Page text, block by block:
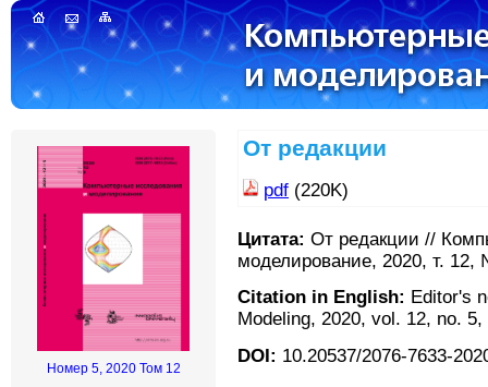
Номер 5, 2020 Том 12
От редакции
pdf (220K)
Цитата: От редакции //
моделирование, 2020, т.
Citation in English: Editor's
Modeling, 2020, vol. 12, no. 5,
DOI: 10.20537/2076-7633-